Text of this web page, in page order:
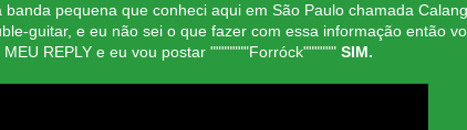
pequena que conheci aqui em São Paulo chamada
guitar, e eu não sei o que fazer com essa informação então
REPLY e eu vou postar """""""Forróck"""""" SIM.